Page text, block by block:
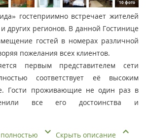
10 фото
гостеприимно встречает жителей
других регионов. В данной Гостинице
гостей в номерах различной
пожелания всех клиентов.
первым представителем сети
соответствует её высоким
Гости проживающие не один раз в
все его достоинства и
Скрыть описание